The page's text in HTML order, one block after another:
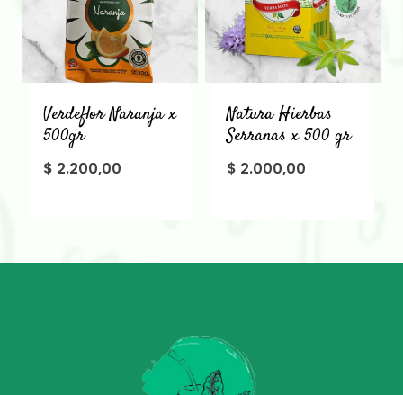
Verdeflor Naranja x
500gr
$ 2.200,00
Natura Hierbas
Serranas x 500 gr
$ 2.000,00